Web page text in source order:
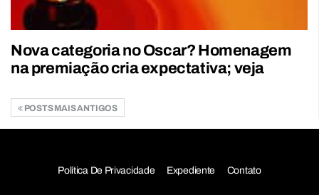
Nova categoria no Oscar? Homenagem
na premiação cria expectativa; veja
POSTS MAIS ANTIGOS
Política De Privacidade Expediente Contato